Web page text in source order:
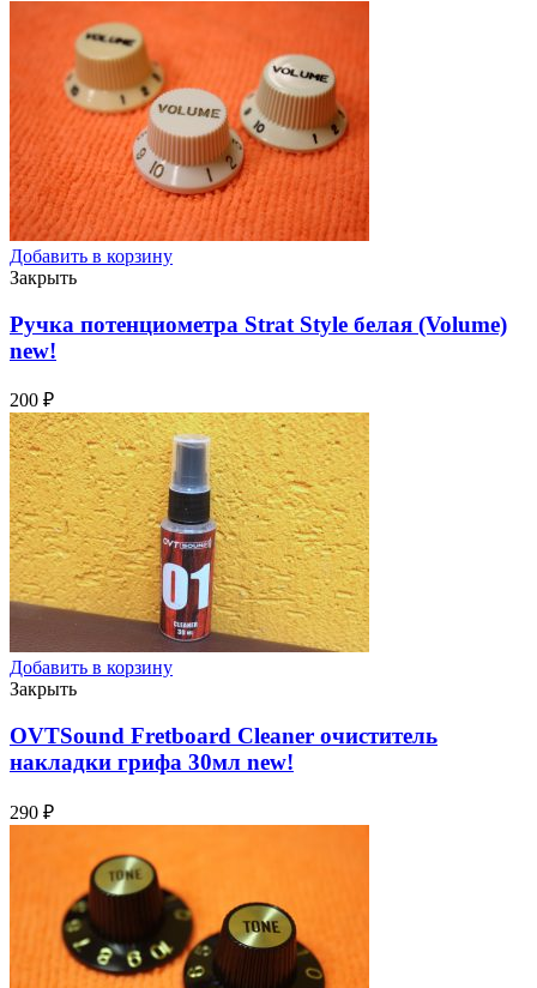
Добавить в корзину
Закрыть
Ручка потенциометра Strat Style белая (Volume)
new!
200 ₽
Добавить в корзину
Закрыть
OVTSound Fretboard Cleaner очиститель
накладки грифа 30мл new!
290 ₽